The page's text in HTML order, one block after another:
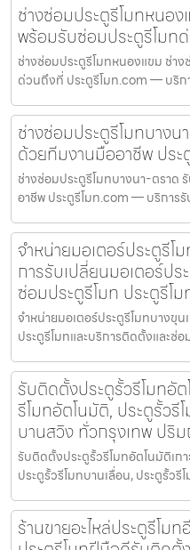
ช่างซ่อมประตูรีโมทหนอ
พร้อมรับซ่อมประตูรีโมท
ช่างซ่อมประตูรีโมทหนองแขม ช่า
ด่วนถึงที่ ประตูรีโมท.com — บริ
ช่างซ่อมประตูรีโมทบาง
ด้วยทีมงานมืออาชีพ ประ
ช่างซ่อมประตูรีโมทบางนา-ตราด
อาชีพ ประตูรีโมท.com — บริการ
จำหน่ายมอเตอร์ประตูรี
การรับเปลี่ยนมอเตอร์ปร
ซ่อมประตูรีโมท ประตูรีโ
จำหน่ายมอเตอร์ประตูรีโมทบางขุ
ประตูรีโมทและบริการติดตั้งและซ่อ
รับติดตั้งประตูรั้วรีโมทอั
รีโมทอัตโนมัติ, ประตูรั้วรี
บานสวิง ทั่วกรุงเทพ ปริ
รับติดตั้งประตูรั้วรีโมทอัตโนมัติเก
ประตูรั้วรีโมทบานเลื่อน, ประตูรั้วรี
ร้านขายอะไหล่ประตูรีโม